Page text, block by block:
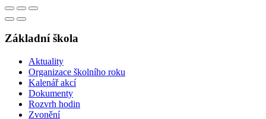
Základní škola
Aktuality
Organizace školního roku
Kalenář akcí
Dokumenty
Rozvrh hodin
Zvonění